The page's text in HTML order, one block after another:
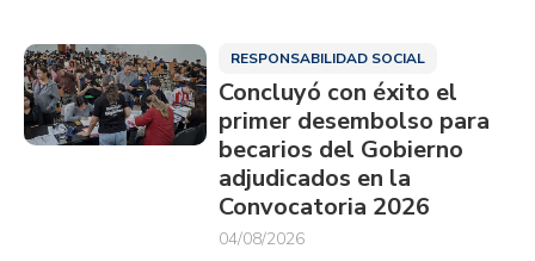
RESPONSABILIDAD SOCIAL
Concluyó con éxito el
primer desembolso para
becarios del Gobierno
adjudicados en la
Convocatoria 2026
04/08/2026